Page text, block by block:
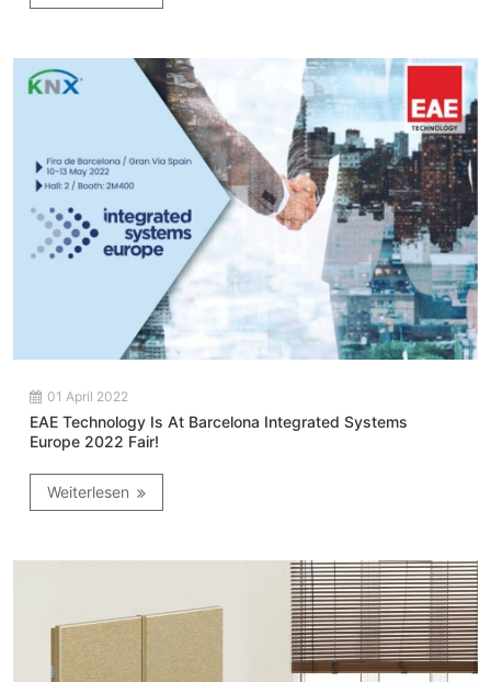
01 April 2022
EAE Technology Is At Barcelona Integrated Systems
Europe 2022 Fair!
Weiterlesen